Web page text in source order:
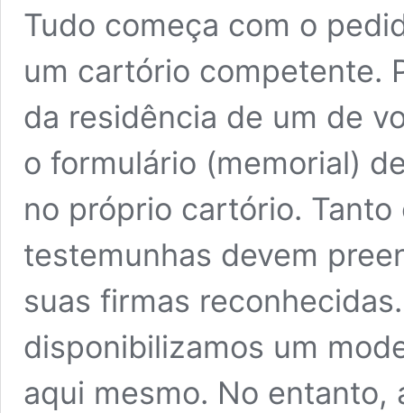
Tudo começa com o
um cartório competente.
da residência de um de
o formulário (memorial)
no próprio cartório.
testemunhas devem
suas firmas
disponibilizamos um
aqui mesmo. No